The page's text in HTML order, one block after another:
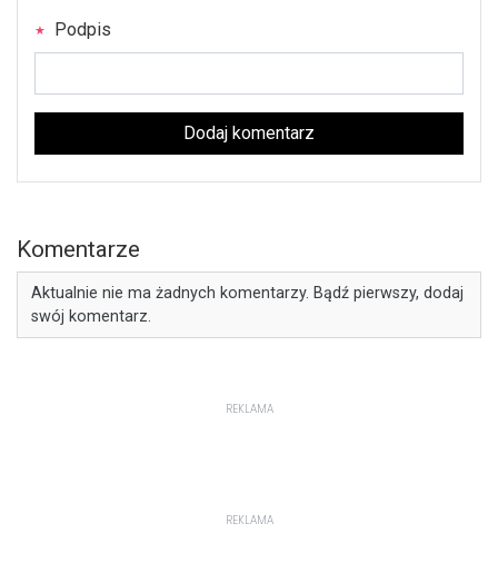
Podpis
Dodaj komentarz
Komentarze
Aktualnie nie ma żadnych komentarzy. Bądź pierwszy, dodaj
swój komentarz.
REKLAMA
REKLAMA